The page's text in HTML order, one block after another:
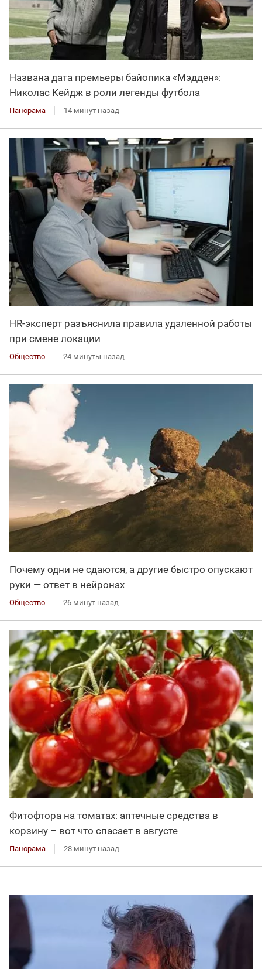
Названа дата премьеры байопика «Мэдден»:
Николас Кейдж в роли легенды футбола
Панорама 14 минут назад
HR-эксперт разъяснила правила удаленной работы
при смене локации
Общество 24 минуты назад
Почему одни не сдаются, а другие быстро опускают
руки — ответ в нейронах
Общество 26 минут назад
Фитофтора на томатах: аптечные средства в
корзину – вот что спасает в августе
Панорама 28 минут назад